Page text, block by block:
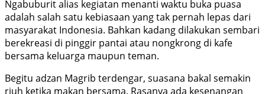
Ngabuburit alias kegiatan menanti waktu buka puasa
adalah salah satu kebiasaan yang tak pernah lepas dari
masyarakat Indonesia. Bahkan kadang dilakukan sembari
berekreasi di pinggir pantai atau nongkrong di kafe
bersama keluarga maupun teman.
Begitu adzan Magrib terdengar, suasana bakal semakin
riuh ketika makan bersama. Rasanya ada kesenangan